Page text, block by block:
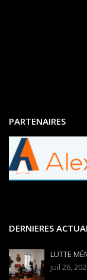
PARTENAIRES
DERNIERES
LUTTE
juil 26,